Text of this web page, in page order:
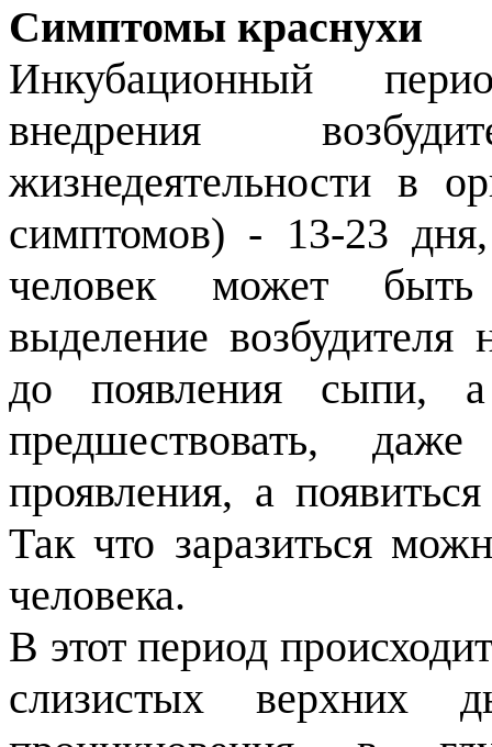
Симптомы краснухи
Инкубационный
внедрения
жизнедеятельности в
симптомов) - 13-23
человек может
выделение возбудителя
до появления сыпи,
предшествовать,
проявления, а
Так что заразиться
человека.
В этот период
слизистых верхних